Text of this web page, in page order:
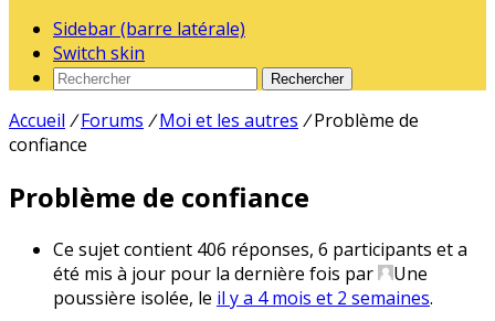
Sidebar (barre latérale)
Switch skin
Rechercher
Accueil / Forums / Moi et les autres / Problème de
confiance
Problème de confiance
Ce sujet contient 406 réponses, 6 participants et a
été mis à jour pour la dernière fois par
Une
poussière isolée, le il y a 4 mois et 2 semaines.